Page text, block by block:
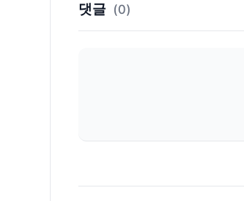
댓글 (0)